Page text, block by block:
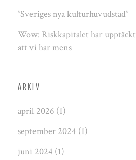
”Sveriges nya kulturhuvudstad”
Wow: Riskkapitalet har upptäckt
att vi har mens
ARKIV
april 2026 (1)
september 2024 (1)
juni 2024 (1)